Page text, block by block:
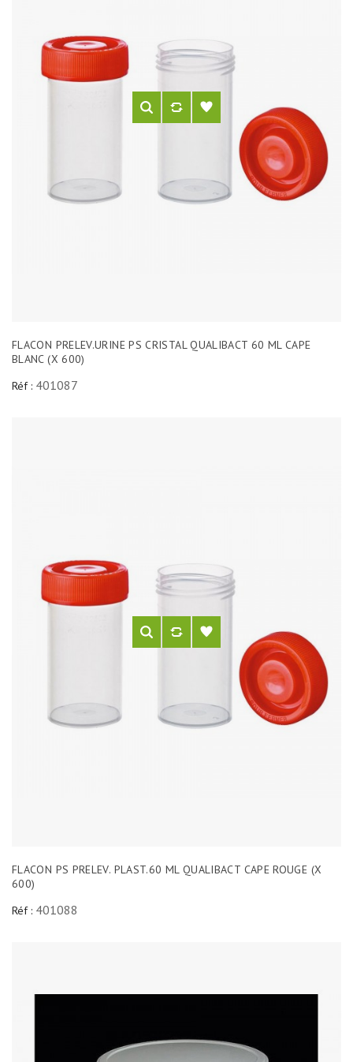
FLACON PRELEV.URINE PS CRISTAL QUALIBACT 60 ML CAPE
BLANC (X 600)
Réf : 401087
FLACON PS PRELEV. PLAST.60 ML QUALIBACT CAPE ROUGE (X
600)
Réf : 401088